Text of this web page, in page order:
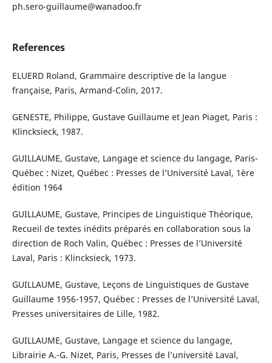
ph.sero-guillaume@wanadoo.fr
References
ELUERD Roland, Grammaire descriptive de la langue
française, Paris, Armand-Colin, 2017.
GENESTE, Philippe, Gustave Guillaume et Jean Piaget, Paris :
Klincksieck, 1987.
GUILLAUME, Gustave, Langage et science du langage, Paris-
Québec : Nizet, Québec : Presses de l’Université Laval, 1ère
édition 1964
GUILLAUME, Gustave, Principes de Linguistique Théorique,
Recueil de textes inédits préparés en collaboration sous la
direction de Roch Valin, Québec : Presses de l’Université
Laval, Paris : Klincksieck, 1973.
GUILLAUME, Gustave, Leçons de Linguistiques de Gustave
Guillaume 1956-1957, Québec : Presses de l’Université Laval,
Presses universitaires de Lille, 1982.
GUILLAUME, Gustave, Langage et science du langage,
Librairie A.-G. Nizet, Paris, Presses de l’université Laval,